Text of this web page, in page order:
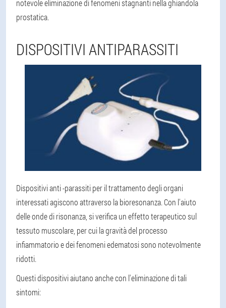
notevole eliminazione di fenomeni stagnanti nella ghiandola
prostatica.
DISPOSITIVI ANTIPARASSITI
Dispositivi anti -parassiti per il trattamento degli organi
interessati agiscono attraverso la bioresonanza. Con l'aiuto
delle onde di risonanza, si verifica un effetto terapeutico sul
tessuto muscolare, per cui la gravità del processo
infiammatorio e dei fenomeni edematosi sono notevolmente
ridotti.
Questi dispositivi aiutano anche con l'eliminazione di tali
sintomi: